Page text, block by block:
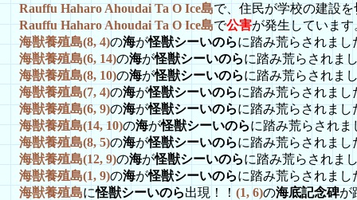
Rauffu Haharo Ahoudai Ta O Ice島で、住民が学校の建設
Rauffu Haharo Ahoudai Ta O Ice島で公害が発生しています
海獣養殖島(8, 4)の海が怪獣シーいのらに踏み荒らされまし
海獣養殖島(6, 14)の海が怪獣シーいのらに踏み荒らされま
海獣養殖島(8, 10)の海が怪獣シーいのらに踏み荒らされま
海獣養殖島(7, 4)の海が怪獣シーいのらに踏み荒らされまし
海獣養殖島(6, 9)の海が怪獣シーいのらに踏み荒らされまし
海獣養殖島(14, 10)の海が怪獣シーいのらに踏み荒らされま
海獣養殖島(8, 5)の海が怪獣シーいのらに踏み荒らされまし
海獣養殖島(12, 9)の海が怪獣シーいのらに踏み荒らされま
海獣養殖島(1, 9)の海が怪獣シーいのらに踏み荒らされまし
海獣養殖島に怪獣シーいのら出現！！ (1, 6)の海底記念碑が